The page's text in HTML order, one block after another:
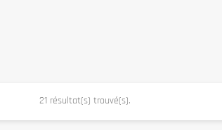
21 résultat(s) trouvé(s).